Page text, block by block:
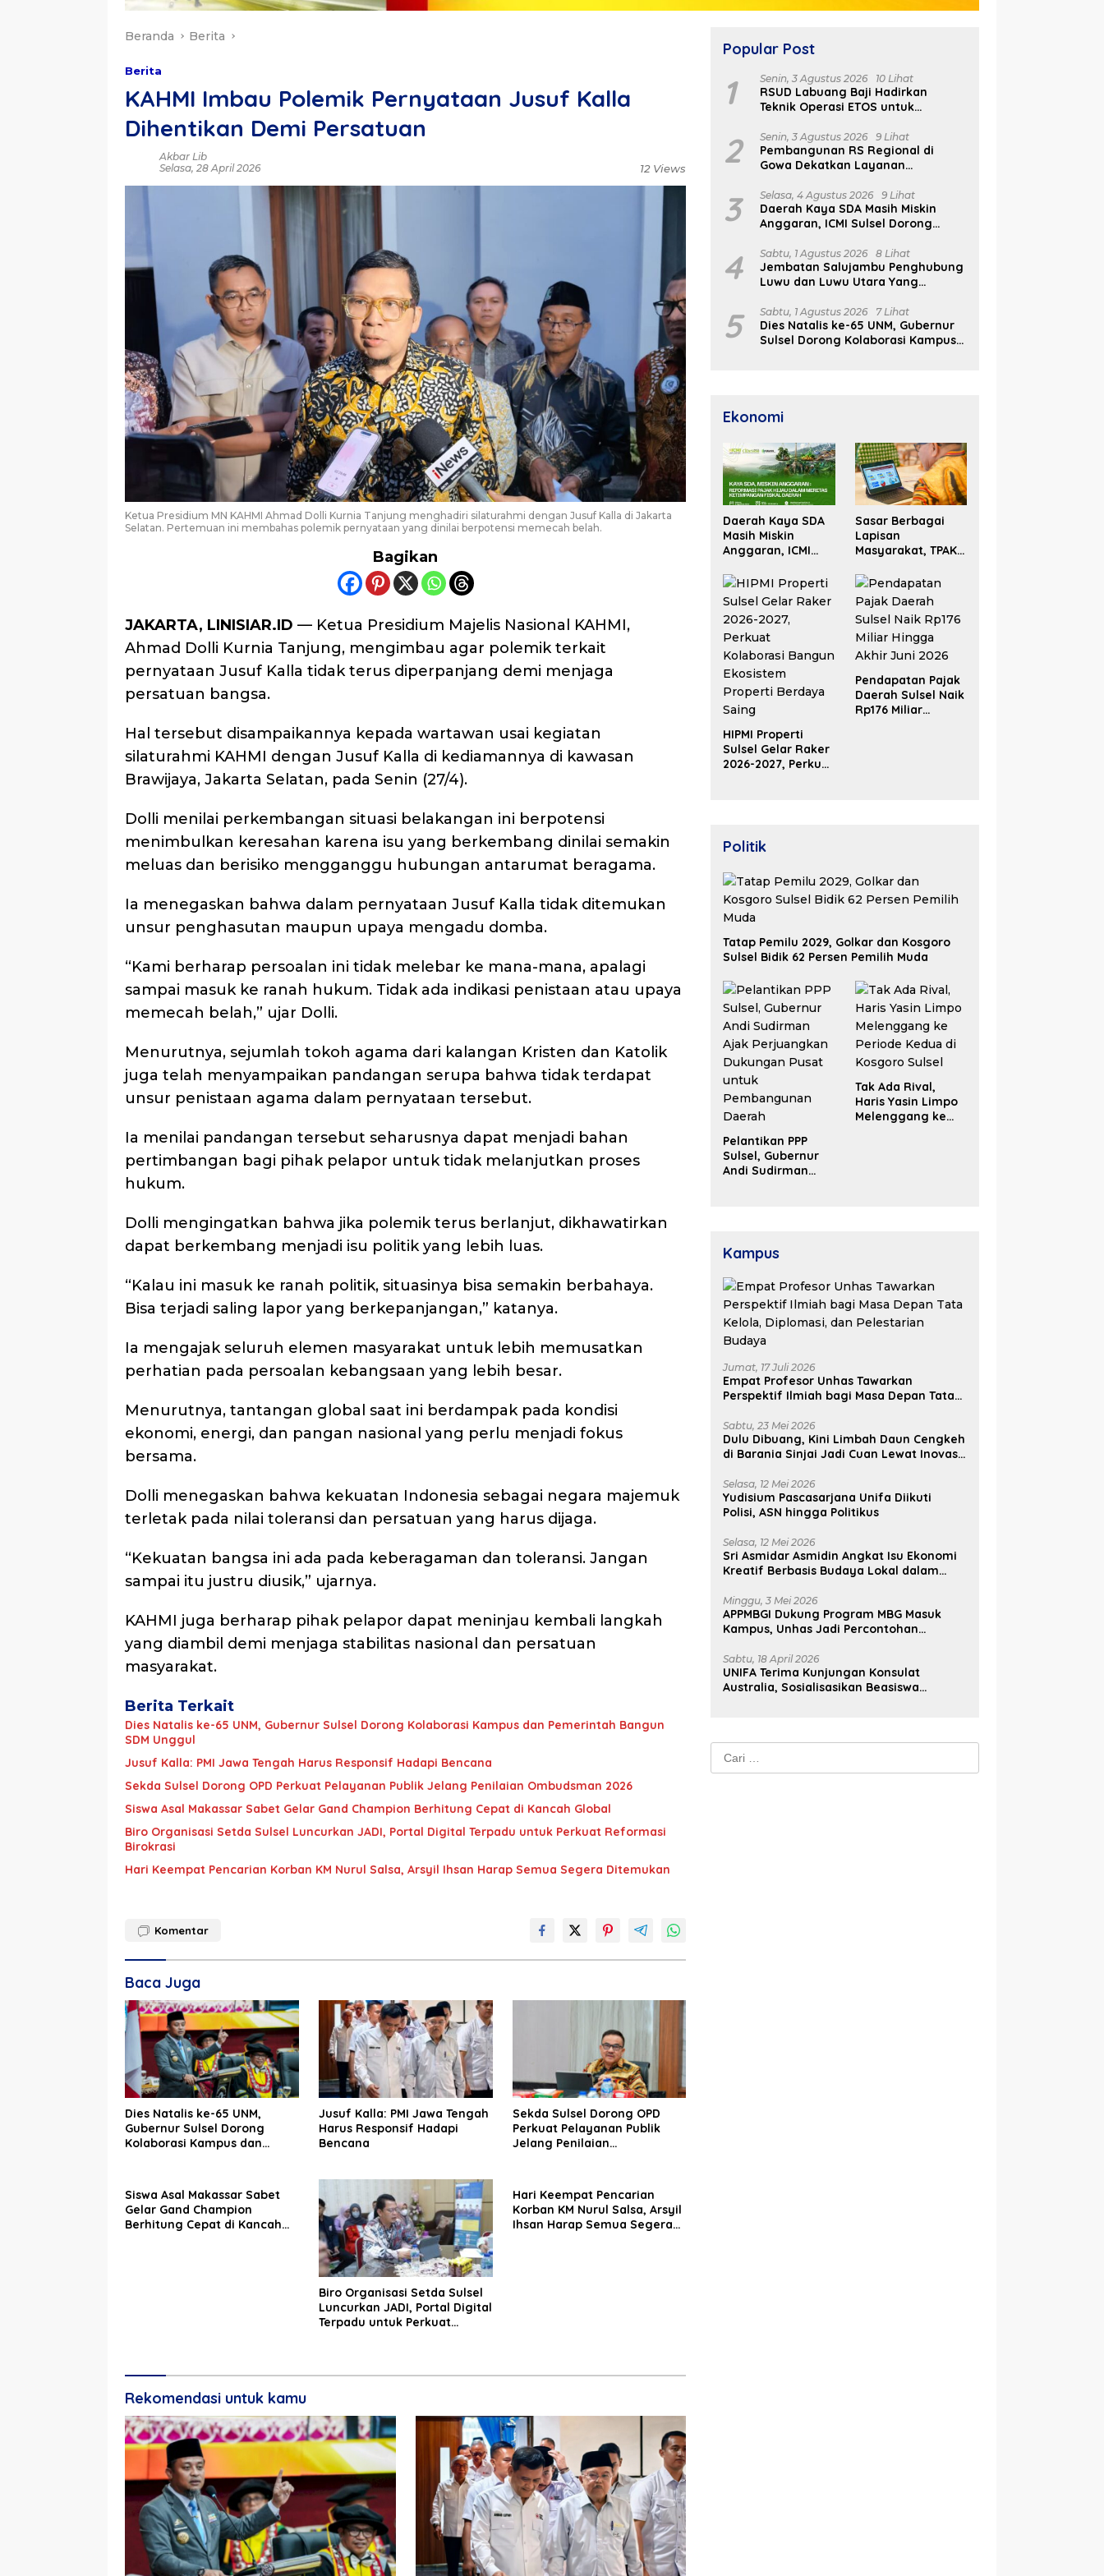
Beranda Berita
Berita
KAHMI Imbau Polemik Pernyataan Jusuf Kalla
Dihentikan Demi Persatuan
Akbar Lib
Selasa, 28 April 2026
12 Views
Ketua Presidium MN KAHMI Ahmad Dolli Kurnia Tanjung menghadiri silaturahmi dengan Jusuf Kalla di Jakarta
Selatan. Pertemuan ini membahas polemik pernyataan yang dinilai berpotensi memecah belah.
Bagikan
JAKARTA, LINISIAR.ID — Ketua Presidium Majelis Nasional KAHMI,
Ahmad Dolli Kurnia Tanjung, mengimbau agar polemik terkait
pernyataan Jusuf Kalla tidak terus diperpanjang demi menjaga
persatuan bangsa.
Hal tersebut disampaikannya kepada wartawan usai kegiatan
silaturahmi KAHMI dengan Jusuf Kalla di kediamannya di kawasan
Brawijaya, Jakarta Selatan, pada Senin (27/4).
Dolli menilai perkembangan situasi belakangan ini berpotensi
menimbulkan keresahan karena isu yang berkembang dinilai semakin
meluas dan berisiko mengganggu hubungan antarumat beragama.
Ia menegaskan bahwa dalam pernyataan Jusuf Kalla tidak ditemukan
unsur penghasutan maupun upaya mengadu domba.
“Kami berharap persoalan ini tidak melebar ke mana-mana, apalagi
sampai masuk ke ranah hukum. Tidak ada indikasi penistaan atau upaya
memecah belah,” ujar Dolli.
Menurutnya, sejumlah tokoh agama dari kalangan Kristen dan Katolik
juga telah menyampaikan pandangan serupa bahwa tidak terdapat
unsur penistaan agama dalam pernyataan tersebut.
Ia menilai pandangan tersebut seharusnya dapat menjadi bahan
pertimbangan bagi pihak pelapor untuk tidak melanjutkan proses
hukum.
Dolli mengingatkan bahwa jika polemik terus berlanjut, dikhawatirkan
dapat berkembang menjadi isu politik yang lebih luas.
“Kalau ini masuk ke ranah politik, situasinya bisa semakin berbahaya.
Bisa terjadi saling lapor yang berkepanjangan,” katanya.
Ia mengajak seluruh elemen masyarakat untuk lebih memusatkan
perhatian pada persoalan kebangsaan yang lebih besar.
Menurutnya, tantangan global saat ini berdampak pada kondisi
ekonomi, energi, dan pangan nasional yang perlu menjadi fokus
bersama.
Dolli menegaskan bahwa kekuatan Indonesia sebagai negara majemuk
terletak pada nilai toleransi dan persatuan yang harus dijaga.
“Kekuatan bangsa ini ada pada keberagaman dan toleransi. Jangan
sampai itu justru diusik,” ujarnya.
KAHMI juga berharap pihak pelapor dapat meninjau kembali langkah
yang diambil demi menjaga stabilitas nasional dan persatuan
masyarakat.
Berita Terkait
Dies Natalis ke-65 UNM, Gubernur Sulsel Dorong Kolaborasi Kampus dan Pemerintah Bangun
SDM Unggul
Jusuf Kalla: PMI Jawa Tengah Harus Responsif Hadapi Bencana
Sekda Sulsel Dorong OPD Perkuat Pelayanan Publik Jelang Penilaian Ombudsman 2026
Siswa Asal Makassar Sabet Gelar Gand Champion Berhitung Cepat di Kancah Global
Biro Organisasi Setda Sulsel Luncurkan JADI, Portal Digital Terpadu untuk Perkuat Reformasi
Birokrasi
Hari Keempat Pencarian Korban KM Nurul Salsa, Arsyil Ihsan Harap Semua Segera Ditemukan
Komentar
Baca Juga
Dies Natalis ke-65 UNM,
Gubernur Sulsel Dorong
Kolaborasi Kampus dan
Jusuf Kalla: PMI Jawa Tengah
Harus Responsif Hadapi
Bencana
Sekda Sulsel Dorong OPD
Perkuat Pelayanan Publik
Jelang Penilaian
Siswa Asal Makassar Sabet
Gelar Gand Champion
Berhitung Cepat di Kancah
Biro Organisasi Setda Sulsel
Luncurkan JADI, Portal Digital
Terpadu untuk Perkuat
Hari Keempat Pencarian
Korban KM Nurul Salsa, Arsyil
Ihsan Harap Semua Segera
Rekomendasi untuk kamu
Popular Post
1 Senin, 3 Agustus 2026 10 Lihat
RSUD Labuang Baji Hadirkan
Teknik Operasi ETOS untuk
Indikasi Medis
2 Senin, 3 Agustus 2026 9 Lihat
Pembangunan RS Regional di
Gowa Dekatkan Layanan
3 Selasa, 4 Agustus 2026 9 Lihat
Daerah Kaya SDA Masih Miskin
Anggaran, ICMI Sulsel Dorong
4 Sabtu, 1 Agustus 2026 8 Lihat
Jembatan Salujambu Penghubung
Luwu dan Luwu Utara Yang
Difungsikan
5 Sabtu, 1 Agustus 2026 7 Lihat
Dies Natalis ke-65 UNM, Gubernur
Sulsel Dorong Kolaborasi Kampus
Ekonomi
Daerah Kaya SDA
Masih Miskin
Anggaran, ICMI
Reformasi Fiskal
Sasar Berbagai
Lapisan
Masyarakat, TPAKD
Inklusi Keuangan
HIPMI Properti
Sulsel Gelar Raker
2026-2027, Perkuat
Pendapatan Pajak
Daerah Sulsel Naik
Rp176 Miliar
Politik
Tatap Pemilu 2029, Golkar dan Kosgoro
Sulsel Bidik 62 Persen Pemilih Muda
Pelantikan PPP
Sulsel, Gubernur
Andi Sudirman
Daerah
Tak Ada Rival,
Haris Yasin Limpo
Melenggang ke
Kampus
Jumat, 17 Juli 2026
Empat Profesor Unhas Tawarkan
Perspektif Ilmiah bagi Masa Depan Tata
Budaya
Sabtu, 23 Mei 2026
Dulu Dibuang, Kini Limbah Daun Cengkeh
di Barania Sinjai Jadi Cuan Lewat Inovasi
Selasa, 12 Mei 2026
Yudisium Pascasarjana Unifa Diikuti
Polisi, ASN hingga Politikus
Selasa, 12 Mei 2026
Sri Asmidar Asmidin Angkat Isu Ekonomi
Kreatif Berbasis Budaya Lokal dalam
Minggu, 3 Mei 2026
APPMBGI Dukung Program MBG Masuk
Kampus, Unhas Jadi Percontohan
Sabtu, 18 April 2026
UNIFA Terima Kunjungan Konsulat
Australia, Sosialisasikan Beasiswa
Cari
untuk: